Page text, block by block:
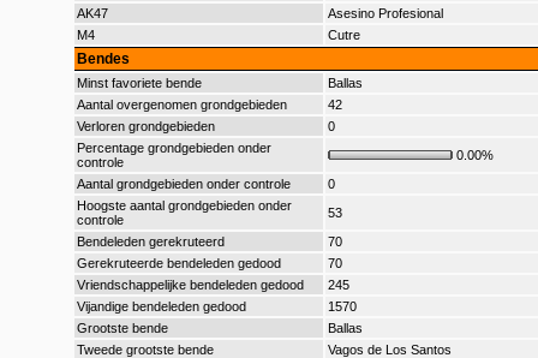
AK47
Asesino Profesional
M4
Cutre
Bendes
Minst favoriete bende
Ballas
Aantal overgenomen grondgebieden
42
Verloren grondgebieden
0
Percentage grondgebieden onder
controle
0.00%
Aantal grondgebieden onder controle
0
Hoogste aantal grondgebieden onder
controle
53
Bendeleden gerekruteerd
70
Gerekruteerde bendeleden gedood
70
Vriendschappelijke bendeleden gedood
245
Vijandige bendeleden gedood
1570
Grootste bende
Ballas
Tweede grootste bende
Vagos de Los Santos